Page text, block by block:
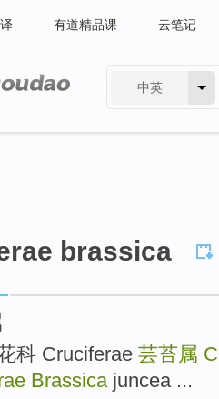
有道精品课 云笔记
中英
brassica
科 Cruciferae 芸苔属
Brassicajuncea ...